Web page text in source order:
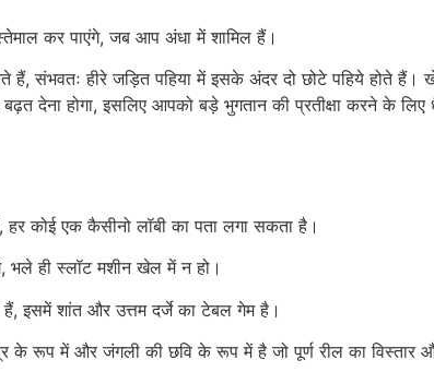
कर पाएंगे, जब आप अंधा में शामिल हैं।
हीरे जड़ित पहिया में इसके अंदर दो छोटे पहिये होते हैं।
होगा, इसलिए आपको बड़े भुगतान की प्रतीक्षा करने के लिए
कोई एक कैसीनो लॉबी का पता लगा सकता है।
ही स्लॉट मशीन खेल में न हो।
शांत और उत्तम दर्जे का टेबल गेम है।
के रूप में और जंगली की छवि के रूप में है जो पूर्ण रील का